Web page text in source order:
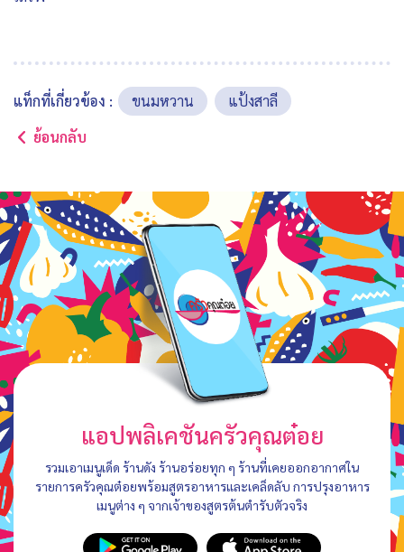
แท็กที่เกี่ยวข้อง : ขนมหวาน
แป้งสาลี
ย้อนกลับ
แอปพลิเคชันครัวคุณต๋อย
รวมเอาเมนูเด็ด ร้านดัง ร้านอร่อยทุก ๆ ร้านที่เคยออกอากาศใน
รายการครัวคุณต๋อยพร้อมสูตรอาหารและเคล็ดลับ การปรุงอาหาร
เมนูต่าง ๆ จากเจ้าของสูตรต้นตำรับตัวจริง